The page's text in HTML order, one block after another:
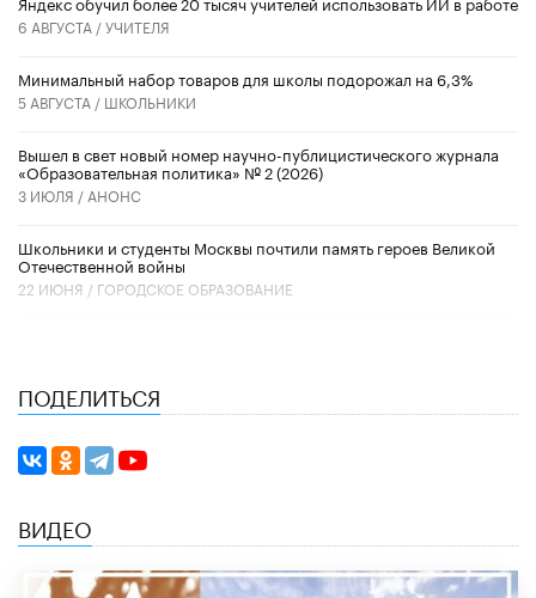
6 АВГУСТА /УЧИТЕЛЯ
Минимальный набор товаров для школы подорожал на 6,3%
5 АВГУСТА / ШКОЛЬНИКИ
Вышел в свет новый номер научно-публицистического журнала
«Образовательная политика» № 2 (2026)
3 ИЮЛЯ / АНОНС
Школьники и студенты Москвы почтили память героев Великой
Отечественной войны
22 ИЮНЯ / ГОРОДСКОЕ ОБРАЗОВАНИЕ
ПОДЕЛИТЬСЯ
ВИДЕО